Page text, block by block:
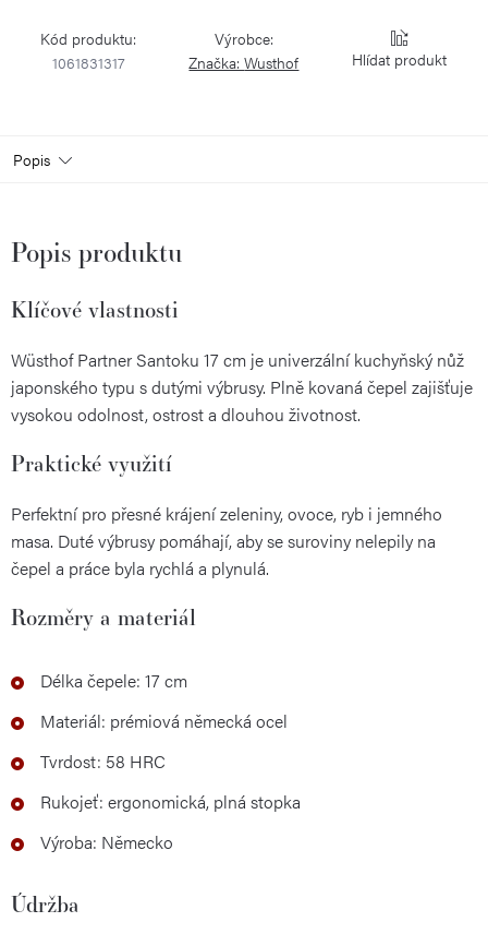
Kód produktu:
1061831317
Výrobce:
Značka:Wusthof Hlídat
Popis
Popis produktu
Klíčové vlastnosti
Wüsthof Partner Santoku 17 cm je univerzální kuchyňský nůž
japonského typu s dutými výbrusy. Plně kovaná čepel zajišťuje
vysokou odolnost, ostrost a dlouhou životnost.
Praktické využití
Perfektní pro přesné krájení zeleniny, ovoce, ryb i jemného
masa. Duté výbrusy pomáhají, aby se suroviny nelepily na
čepel a práce byla rychlá a plynulá.
Rozměry a materiál
Délka čepele: 17 cm
Materiál: prémiová německá ocel
Tvrdost: 58 HRC
Rukojeť: ergonomická, plná stopka
Výroba: Německo
Údržba